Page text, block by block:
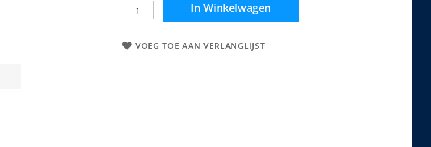
In Winkelwagen
VOEG TOE AAN VERLANGLIJST